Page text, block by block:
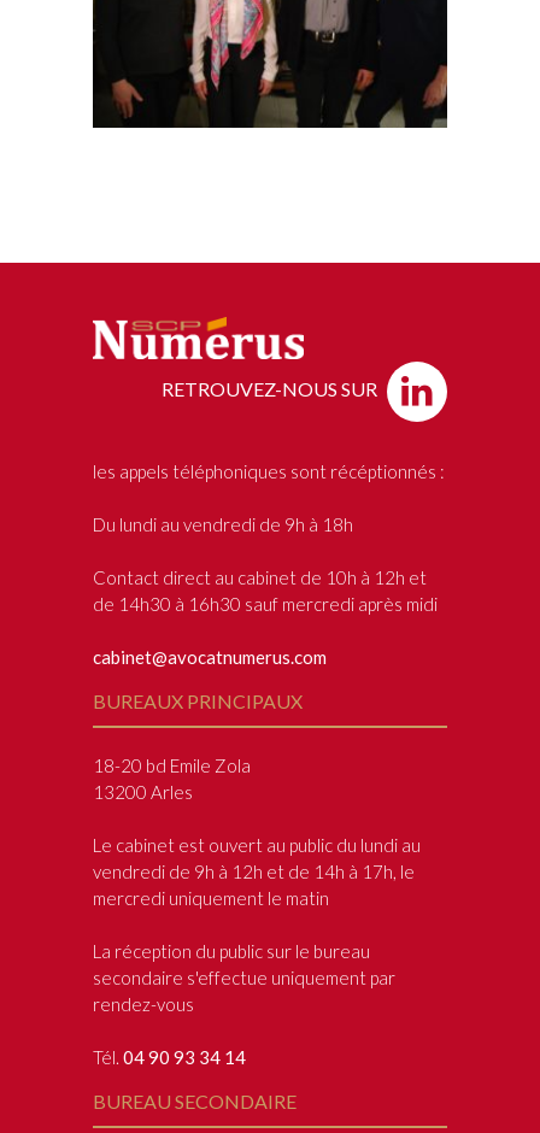
RETROUVEZ-NOUS SUR
les appels téléphoniques sont récéptionnés :
Du lundi au vendredi de 9h à 18h
Contact direct au cabinet de 10h à 12h et
de 14h30 à 16h30 sauf mercredi après midi
cabinet@avocatnumerus.com
BUREAUX PRINCIPAUX
18-20 bd Emile Zola
13200 Arles
Le cabinet est ouvert au public du lundi au
vendredi de 9h à 12h et de 14h à 17h, le
mercredi uniquement le matin
La réception du public sur le bureau
secondaire s'effectue uniquement par
rendez-vous
Tél.04 90 93 34 14
BUREAU SECONDAIRE